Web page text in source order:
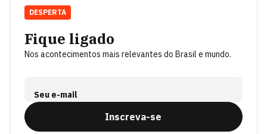
Fique ligado
Nos acontecimentos mais relevantes do Brasil e mundo.
Seu e-mail
Inscreva-se
DESPERTA